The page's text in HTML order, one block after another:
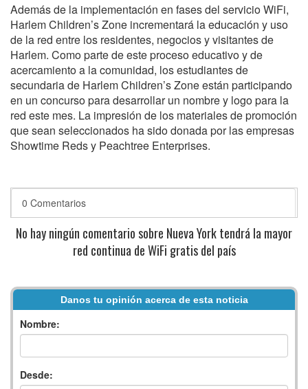
Además de la implementación en fases del servicio WiFi,
Harlem Children’s Zone incrementará la educación y uso
de la red entre los residentes, negocios y visitantes de
Harlem. Como parte de este proceso educativo y de
acercamiento a la comunidad, los estudiantes de
secundaria de Harlem Children’s Zone están participando
en un concurso para desarrollar un nombre y logo para la
red este mes. La impresión de los materiales de promoción
que sean seleccionados ha sido donada por las empresas
Showtime Reds y Peachtree Enterprises.
0 Comentarios
No hay ningún comentario sobre Nueva York tendrá la mayor
red continua de WiFi gratis del país
Danos tu opinión acerca de esta noticia
Nombre:
Desde: